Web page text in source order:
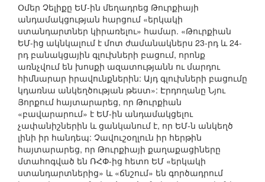
Օմեր Չելիքը ԵՄ-ին մեղադրեց Թուրքիայի
անդամակցության հարցում «երկակի
ստանդարտներ կիրառելու» համար. «Թուրքիան
ԵՄ-ից ակնկալում է մոտ ժամանակներս 23-րդ և 24-
րդ բանակցային գլուխների բացում, որոնք
առնչվում են խոսքի ազատությանն ու մարդու
հիմնարար իրավունքներին: Այդ գլուխների բացումը
կդառնա անկեղծության թեստ»: Էրդողանը Նյու
Յորքում հայտարարեց, որ Թուրքիան
«բավարարում» է ԵՄ-ին անդամակցելու
չափանիշներին և ցանկանում է, որ ԵՄ-ն անկեղծ
լինի իր հանդեպ: Չավուշօղլուն իր հերթին
հայտարարեց, որ Թուրքիայի քաղաքացիները
մտահոգված են ՌՀՓ-ից հետո ԵՄ «երկակի
ստանդարտներից» և «ճնշում» են գործադրում